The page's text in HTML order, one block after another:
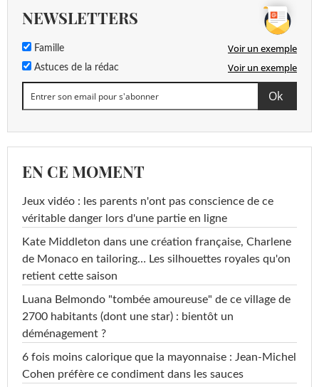
NEWSLETTERS
Famille Voir un exemple
Astuces de la rédac Voir un exemple
EN CE MOMENT
Jeux vidéo : les parents n'ont pas conscience de ce
véritable danger lors d'une partie en ligne
Kate Middleton dans une création française, Charlene
de Monaco en tailoring… Les silhouettes royales qu'on
retient cette saison
Luana Belmondo "tombée amoureuse" de ce village de
2700 habitants (dont une star) : bientôt un
déménagement ?
6 fois moins calorique que la mayonnaise : Jean-Michel
Cohen préfère ce condiment dans les sauces